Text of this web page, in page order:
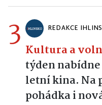
3 REDAKCE
Kultura a
týden
letní kina. Na
pohádka i